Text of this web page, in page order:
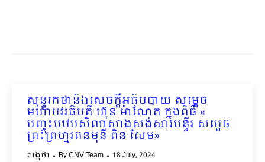
សុន្ទរកថានិងសេចក្តីអធិបបាយ សម្តេច
មហាបវរធិបតី ហ៊ុន ម៉ាណែត ក្នុងពិធី «
បញ្ចុះបឋមសិលាសាងសង់សារមន្ទីរ សម្តេច
ព្រះព្រហ្មរតនមុនី ពិន សែម»
សង្កថា ByCNV Team 18 July, 2024